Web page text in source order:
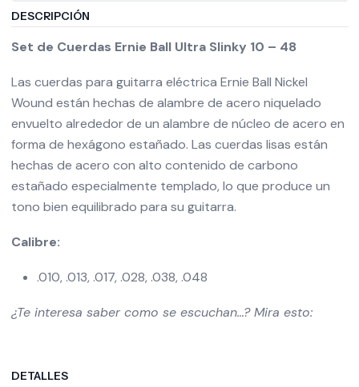
DESCRIPCIÓN
Set de Cuerdas Ernie Ball Ultra Slinky 10 – 48
Las cuerdas para guitarra eléctrica Ernie Ball Nickel
Wound están hechas de alambre de acero niquelado
envuelto alrededor de un alambre de núcleo de acero en
forma de hexágono estañado. Las cuerdas lisas están
hechas de acero con alto contenido de carbono
estañado especialmente templado, lo que produce un
tono bien equilibrado para su guitarra.
Calibre:
.010, .013, .017, .028, .038, .048
¿Te interesa saber como se escuchan…? Mira esto:
DETALLES